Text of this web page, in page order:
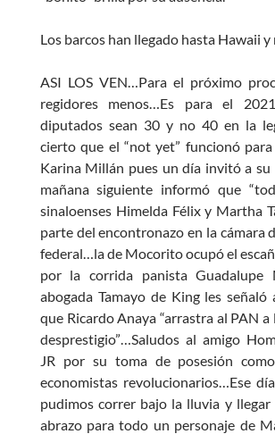
Los barcos han llegado hasta Hawaii y
ASI LOS VEN…Para el próximo
regidores menos…Es para el
diputados sean 30 y no 40 en la
cierto que el “not yet” funcionó
Karina Millán pues un día invitó a su
mañana siguiente informó que
sinaloenses Himelda Félix y Martha
parte del encontronazo en la cámara
federal…la de Mocorito ocupó el
por la corrida panista Guadalupe
abogada Tamayo de King les señaló
que Ricardo Anaya “arrastra al PAN
desprestigio”…Saludos al amigo
JR por su toma de posesión
economistas revolucionarios…Ese
pudimos correr bajo la lluvia y
abrazo para todo un personaje de